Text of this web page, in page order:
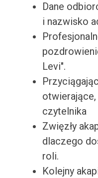
Dane
i nazwisko
Levi".
czytelnika
Zwięzły
dlaczego
roli.
Kolejny